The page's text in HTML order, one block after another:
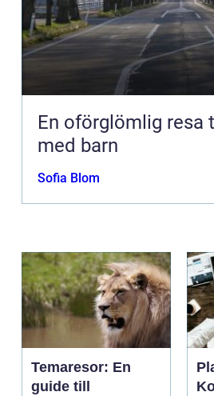
En oförglömlig resa
med barn
Sofia Blom
Temaresor: En
guide till